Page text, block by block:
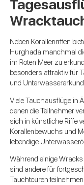
Neben Korallenriffen
Hurghada manchmal
im Roten Meer zu
besonders attraktiv für
und
Viele Tauchausflüge in
denen die Teilnehmer
sich in künstliche Riffe
Korallenbewuchs und
lebendige
Während einige
sind andere für
Tauchtouren